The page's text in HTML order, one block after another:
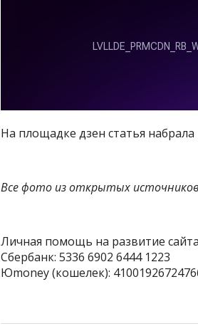
На площадке дзен статья
Все фото из открытых источников
Личная помощь на развитие
Сбербанк: 5336 6902 6444 1223
Юmoney (кошелек):